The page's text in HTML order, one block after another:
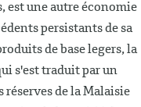
est une autre économie
persistants de sa
de base legers, la
s'est traduit par un
de la Malaisie